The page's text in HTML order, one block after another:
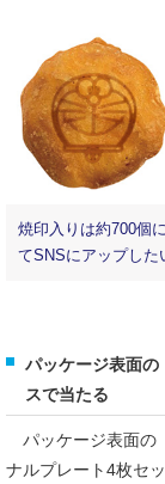
焼印入りは約700個
てSNSにアップした
パッケージ表面の
スで当たる
パッケージ表面の
ナルプレート4枚セ